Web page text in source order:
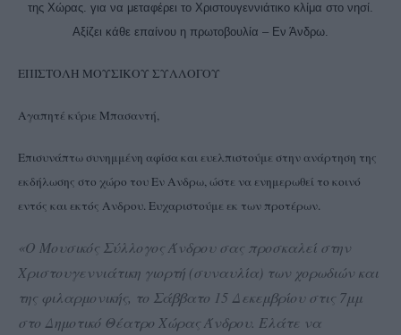
της Χώρας. για να μεταφέρει το Χριστουγεννιάτικο κλίμα στο νησί.
Αξίζει κάθε επαίνου η πρωτοβουλία – Εν Άνδρω.
ΕΠΙΣΤΟΛΗ ΜΟΥΣΙΚΟΥ ΣΥΛΛΟΓΟΥ
Αγαπητέ κύριε Μπασαντή,
Επισυνάπτω συνημμένη αφίσα και ευελπιστούμε στην ανάρτηση της
εκδήλωσης στο χώρο του Εν Ανδρω, ώστε να ενημερωθεί το κοινό
εντός και εκτός Ανδρου. Ευχαριστούμε εκ των προτέρων.
«Ο Μουσικός Σύλλογος Άνδρου σας προσκαλεί στην
Χριστουγεννιάτικη γιορτή (συναυλία) των χορωδιών και
της φιλαρμονικής, το Σάββατο 15 Δεκεμβρίου στις 7μμ
στο Δημοτικό Θέατρο Χώρας Άνδρου. Ελάτε να